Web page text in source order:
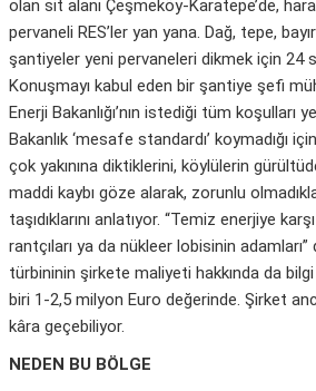
olan sit alanı Çeşmeköy-Karatepe’de,
pervaneli RES’ler yan yana. Dağ, tepe,
şantiyeler yeni pervaneleri dikmek için 24
Konuşmayı kabul eden bir şantiye şefi
Enerji Bakanlığı’nın istediği tüm koşulları
Bakanlık ‘mesafe standardı’ koymadığı
çok yakınına diktiklerini, köylülerin
maddi kaybı göze alarak, zorunlu
taşıdıklarını anlatıyor. “Temiz enerjiye
rantçıları ya da nükleer lobisinin
türbininin şirkete maliyeti hakkında da
biri 1-2,5 milyon Euro değerinde. Şirket
kâra geçebiliyor.
NEDEN BU BÖLGE